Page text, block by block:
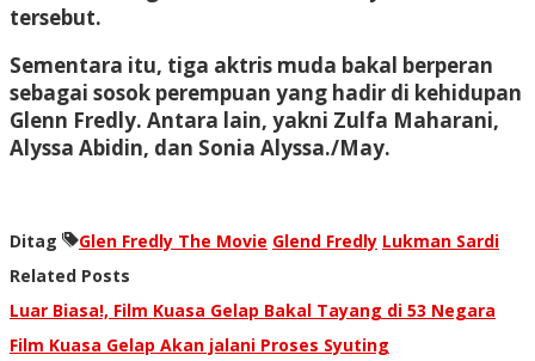
tersebut.
Sementara itu, tiga aktris muda bakal berperan
sebagai sosok perempuan yang hadir di kehidupan
Glenn Fredly. Antara lain, yakni Zulfa Maharani,
Alyssa Abidin, dan Sonia Alyssa./May.
Ditag Glen Fredly The Movie Glend Fredly Lukman Sardi
Related Posts
Luar Biasa!, Film Kuasa Gelap Bakal Tayang di 53 Negara
Film Kuasa Gelap Akan jalani Proses Syuting